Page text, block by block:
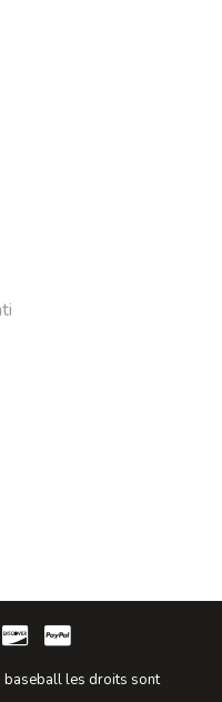
les droits sont